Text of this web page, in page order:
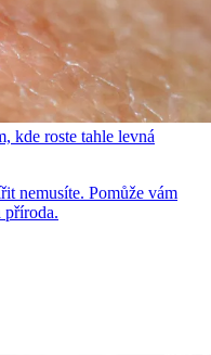
kde roste tahle levná
nemusíte. Pomůže vám
příroda.